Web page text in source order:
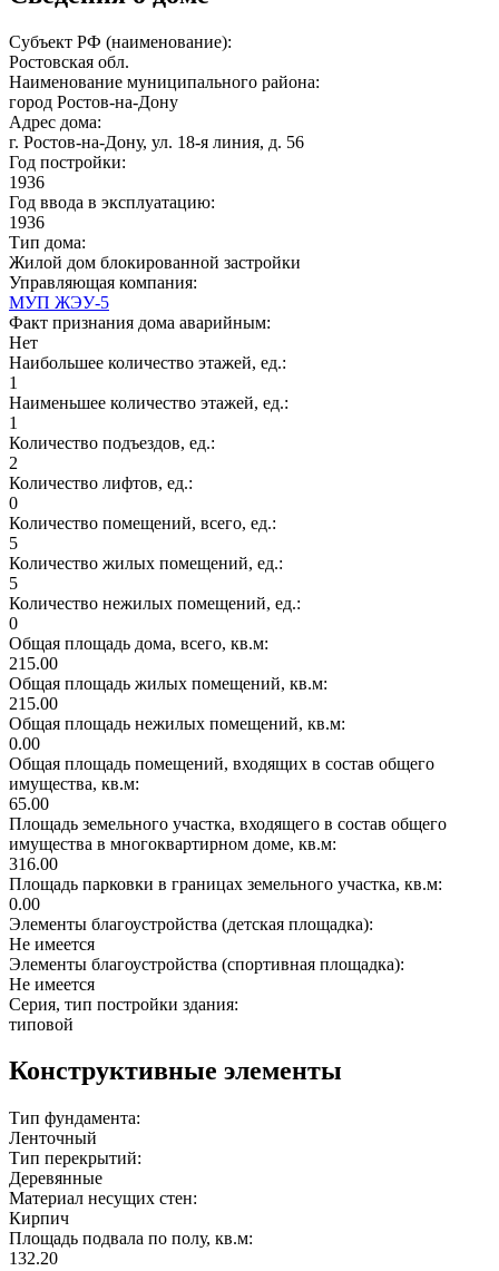
Субъект РФ (наименование):
Ростовская обл.
Наименование муниципального района:
город Ростов-на-Дону
Адрес дома:
г. Ростов-на-Дону, ул. 18-я линия, д. 56
Год постройки:
1936
Год ввода в эксплуатацию:
1936
Тип дома:
Жилой дом блокированной застройки
Управляющая компания:
МУП ЖЭУ-5
Факт признания дома аварийным:
Нет
Наибольшее количество этажей, ед.:
1
Наименьшее количество этажей, ед.:
1
Количество подъездов, ед.:
2
Количество лифтов, ед.:
0
Количество помещений, всего, ед.:
5
Количество жилых помещений, ед.:
5
Количество нежилых помещений, ед.:
0
Общая площадь дома, всего, кв.м:
215.00
Общая площадь жилых помещений, кв.м:
215.00
Общая площадь нежилых помещений, кв.м:
0.00
Общая площадь помещений, входящих в состав общего
имущества, кв.м:
65.00
Площадь земельного участка, входящего в состав общего
имущества в многоквартирном доме, кв.м:
316.00
Площадь парковки в границах земельного участка, кв.м:
0.00
Элементы благоустройства (детская площадка):
Не имеется
Элементы благоустройства (спортивная площадка):
Не имеется
Серия, тип постройки здания:
типовой
Конструктивные элементы
Тип фундамента:
Ленточный
Тип перекрытий:
Деревянные
Материал несущих стен:
Кирпич
Площадь подвала по полу, кв.м:
132.20